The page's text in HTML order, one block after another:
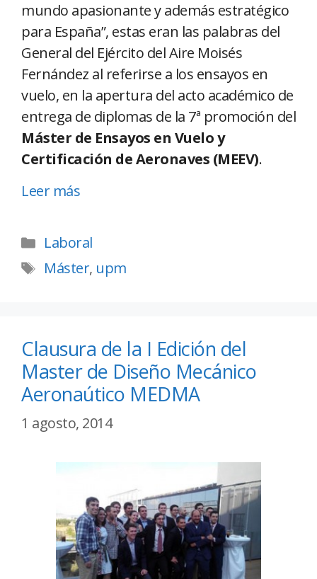
mundo apasionante y además estratégico
para España”, estas eran las palabras del
General del Ejército del Aire Moisés
Fernández al referirse a los ensayos en
vuelo, en la apertura del acto académico de
entrega de diplomas de la 7ª promoción del
Máster de Ensayos en Vuelo y
Certificación de Aeronaves (MEEV).
Leer más
Laboral
Máster, upm
Clausura de la I Edición del
Master de Diseño Mecánico
Aeronaútico MEDMA
1 agosto, 2014